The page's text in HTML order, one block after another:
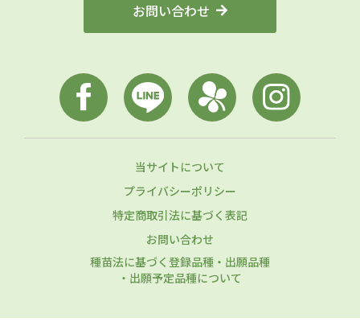
お問い合わせ
当サイトについて
プライバシーポリシー
特定商取引法に基づく表記
お問い合わせ
種苗法に基づく登録品種・出願品種
・出願予定品種について